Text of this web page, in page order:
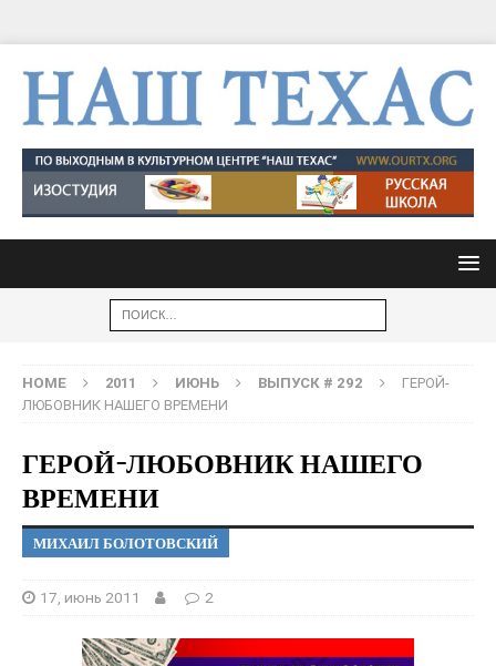
HOME 2011 ИЮНЬ ВЫПУСК # 292
ГЕРОЙ-
ЛЮБОВНИК НАШЕГО ВРЕМЕНИ
ГЕРОЙ-ЛЮБОВНИК НАШЕГО
ВРЕМЕНИ
МИХАИЛ БОЛОТОВСКИЙ
17, июнь 2011 2